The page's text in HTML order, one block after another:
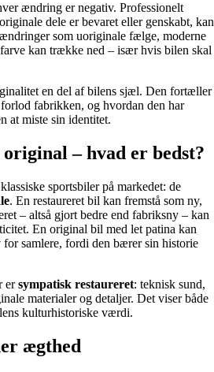
ændring er negativ. Professionelt
dele er bevaret eller genskabt, kan
som uoriginale fælge, moderne
kan trække ned – især hvis bilen skal
en del af bilens sjæl. Den fortæller
fabrikken, og hvordan den har
at miste sin identitet.
– hvad er bedst?
sportsbiler på markedet: de
. En restaureret bil kan fremstå som ny,
– altså gjort bedre end fabriksny – kan
En original bil med let patina kan
samlere, fordi den bærer sin historie
ersympatisk restaureret: teknisk sund,
materialer og detaljer. Det viser både
kulturhistoriske værdi.
ægthed